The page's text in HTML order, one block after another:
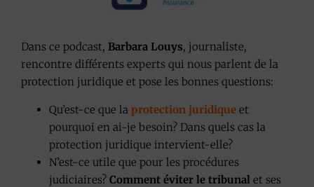
Dans ce podcast, Barbara Louys, journaliste,
rencontre différents experts qui nous parlent de la
protection juridique et pose les bonnes questions:
Qu’est-ce que la protection juridique et
pourquoi en ai-je besoin? Dans quels cas la
protection juridique intervient-elle?
N’est-ce utile que pour les procédures
judiciaires? Comment éviter le tribunal et ses